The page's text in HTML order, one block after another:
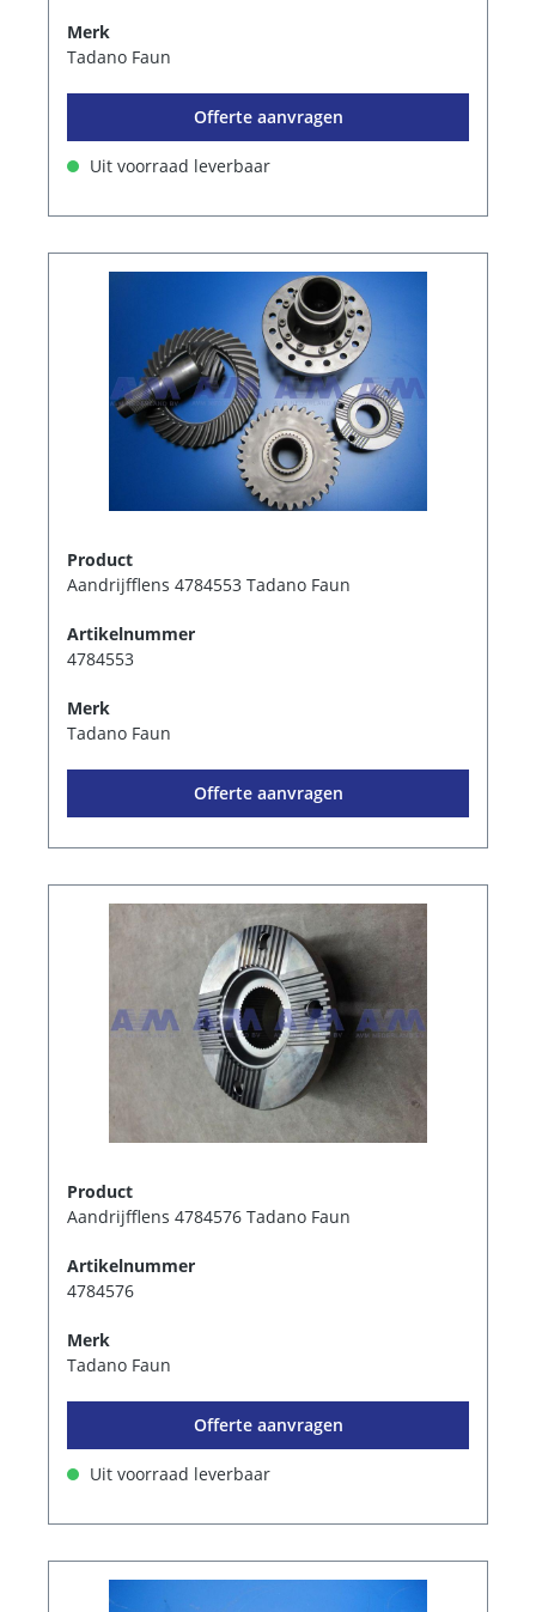
Merk
Tadano Faun
Offerte aanvragen
Uit voorraad leverbaar
Product
Aandrijfflens 4784553 Tadano Faun
Artikelnummer
4784553
Merk
Tadano Faun
Offerte aanvragen
Product
Aandrijfflens 4784576 Tadano Faun
Artikelnummer
4784576
Merk
Tadano Faun
Offerte aanvragen
Uit voorraad leverbaar